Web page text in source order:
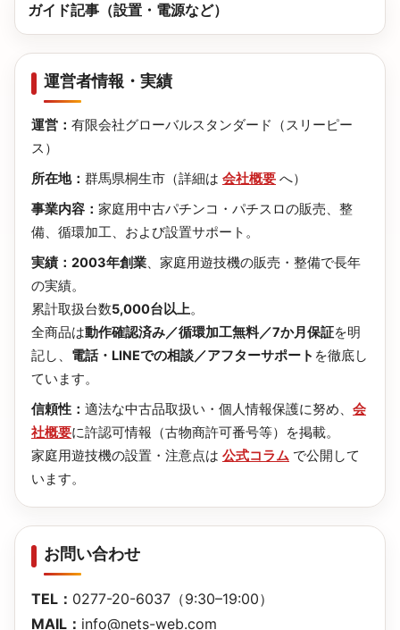
ガイド記事（設置・電源など）
運営者情報・実績
運営： 有限会社グローバルスタンダード（スリーピー
ス）
所在地： 群馬県桐生市（詳細は 会社概要 へ）
事業内容： 家庭用中古パチンコ・パチスロの販売、整
備、循環加工、および設置サポート。
実績： 2003年創業、家庭用遊技機の販売・整備で長年
の実績。
累計取扱台数5,000台以上。
全商品は動作確認済み／循環加工無料／7か月保証を明
記し、 電話・LINEでの相談／アフターサポート を徹底し
ています。
信頼性： 適法な中古品取扱い・個人情報保護に努め、 会
社概要に許認可情報（古物商許可番号等）を掲載。
家庭用遊技機の設置・注意点は 公式コラム で公開して
います。
お問い合わせ
TEL： 0277-20-6037 （9:30–19:00）
MAIL： info@nets-web.com